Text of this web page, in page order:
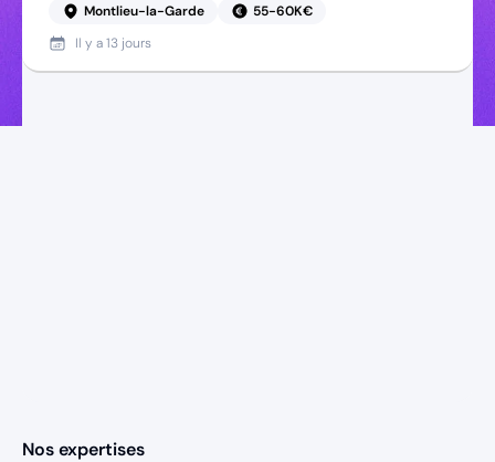
Montlieu-la-Garde
55-60K€
Il y a13 jours
Nos expertises